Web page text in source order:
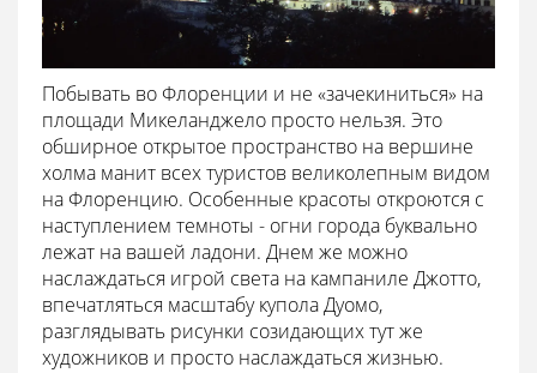
Побывать во Флоренции и не «зачекиниться» на
площади Микеланджело просто нельзя. Это
обширное открытое пространство на вершине
холма манит всех туристов великолепным видом
на Флоренцию. Особенные красоты откроются с
наступлением темноты - огни города буквально
лежат на вашей ладони. Днем же можно
наслаждаться игрой света на кампаниле Джотто,
впечатляться масштабу купола Дуомо,
разглядывать рисунки созидающих тут же
художников и просто наслаждаться жизнью.